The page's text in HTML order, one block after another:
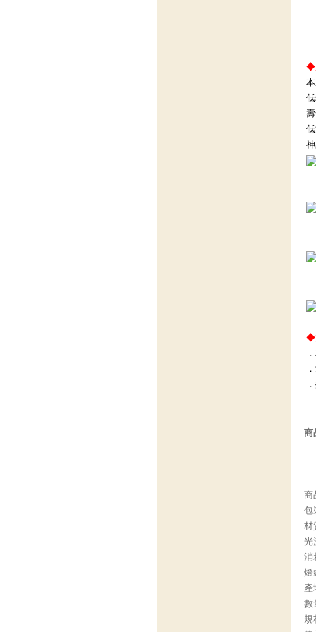
◆
◆
商
商
包
材
光
消
燈
產
數
規